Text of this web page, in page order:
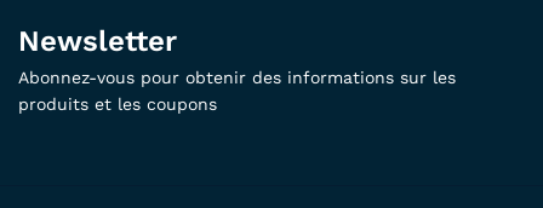
Newsletter
Abonnez-vous pour obtenir des informations sur les
produits et les coupons